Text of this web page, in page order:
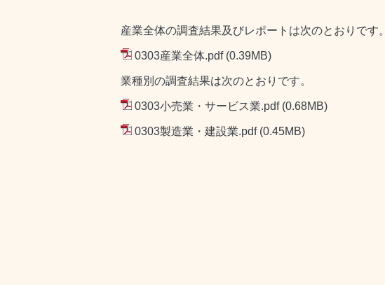
産業全体の調査結果及びレポートは次のとおりです。
0303産業全体.pdf (0.39MB)
業種別の調査結果は次のとおりです。
0303小売業・サービス業.pdf (0.68MB)
0303製造業・建設業.pdf (0.45MB)